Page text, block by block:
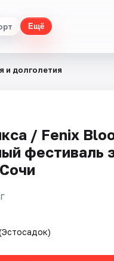
Ещё
и долголетия
/ Fenix
фестиваль